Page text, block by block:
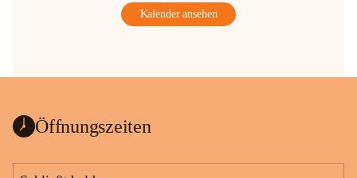
Kalender ansehen
Öffnungszeiten